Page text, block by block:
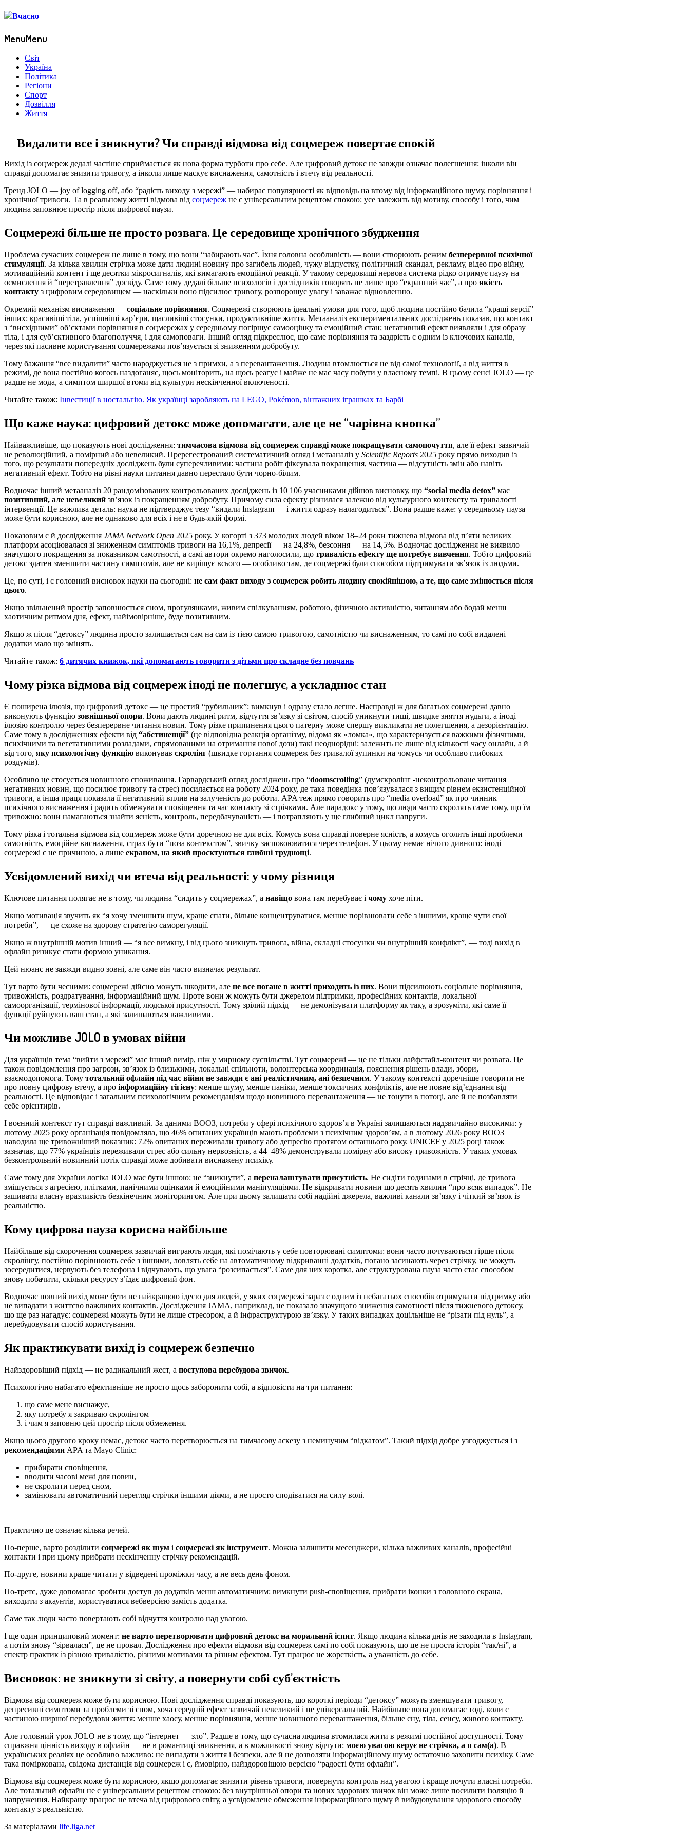
MenuMenu
Світ
Україна
Політика
Регіони
Спорт
Дозвілля
Життя
Видалити все і зникнути? Чи справді відмова від соцмереж повертає спокій
Вихід із соцмереж дедалі частіше сприймається як нова форма турботи про себе. Але цифровий детокс не завжди означає полегшення: інколи він
справді допомагає знизити тривогу, а інколи лише маскує виснаження, самотність і втечу від реальності.
Тренд JOLO — joy of logging off, або “радість виходу з мережі” — набирає популярності як відповідь на втому від інформаційного шуму, порівняння і
хронічної тривоги. Та в реальному житті відмова від соцмереж не є універсальним рецептом спокою: усе залежить від мотиву, способу і того, чим
людина заповнює простір після цифрової паузи.
Соцмережі більше не просто розвага. Це середовище хронічного збудження
Проблема сучасних соцмереж не лише в тому, що вони “забирають час”. Їхня головна особливість — вони створюють режим безперервної психічної
стимуляції. За кілька хвилин стрічка може дати людині новину про загибель людей, чужу відпустку, політичний скандал, рекламу, відео про війну,
мотиваційний контент і ще десятки мікросигналів, які вимагають емоційної реакції. У такому середовищі нервова система рідко отримує паузу на
осмислення й “перетравлення” досвіду. Саме тому дедалі більше психологів і дослідників говорять не лише про “екранний час”, а про якість
контакту з цифровим середовищем — наскільки воно підсилює тривогу, розпорошує увагу і заважає відновленню.
Окремий механізм виснаження — соціальне порівняння. Соцмережі створюють ідеальні умови для того, щоб людина постійно бачила “кращі версії”
інших: красивіші тіла, успішніші кар’єри, щасливіші стосунки, продуктивніше життя. Метааналіз експериментальних досліджень показав, що контакт
з “висхідними” об’єктами порівняння в соцмережах у середньому погіршує самооцінку та емоційний стан; негативний ефект виявляли і для образу
тіла, і для суб’єктивного благополуччя, і для самоповаги. Інший огляд підкреслює, що саме порівняння та заздрість є одним із ключових каналів,
через які пасивне користування соцмережами пов’язується зі зниженням добробуту.
Тому бажання “все видалити” часто народжується не з примхи, а з перевантаження. Людина втомлюється не від самої технології, а від життя в
режимі, де вона постійно когось наздоганяє, щось моніторить, на щось реагує і майже не має часу побути у власному темпі. В цьому сенсі JOLO — це
радше не мода, а симптом ширшої втоми від культури нескінченної включеності.
Читайте також: Інвестиції в ностальгію. Як українці заробляють на LEGO, Pokémon, вінтажних іграшках та Барбі
Що каже наука: цифровий детокс може допомагати, але це не “чарівна кнопка”
Найважливіше, що показують нові дослідження: тимчасова відмова від соцмереж справді може покращувати самопочуття, але її ефект зазвичай
не революційний, а помірний або невеликий. Пререгестрований систематичний огляд і метааналіз у Scientific Reports 2025 року прямо виходив із
того, що результати попередніх досліджень були суперечливими: частина робіт фіксувала покращення, частина — відсутність змін або навіть
негативний ефект. Тобто на рівні науки питання давно перестало бути чорно-білим.
Водночас інший метааналіз 20 рандомізованих контрольованих досліджень із 10 106 учасниками дійшов висновку, що “social media detox” має
позитивний, але невеликий зв’язок із покращенням добробуту. Причому сила ефекту різнилася залежно від культурного контексту та тривалості
інтервенції. Це важлива деталь: наука не підтверджує тезу “видали Instagram — і життя одразу налагодиться”. Вона радше каже: у середньому пауза
може бути корисною, але не однаково для всіх і не в будь-якій формі.
Показовим є й дослідження JAMA Network Open 2025 року. У когорті з 373 молодих людей віком 18–24 роки тижнева відмова від п’яти великих
платформ асоціювалася зі зниженням симптомів тривоги на 16,1%, депресії — на 24,8%, безсоння — на 14,5%. Водночас дослідження не виявило
значущого покращення за показником самотності, а самі автори окремо наголосили, що тривалість ефекту ще потребує вивчення. Тобто цифровий
детокс здатен зменшити частину симптомів, але не вирішує всього — особливо там, де соцмережі були способом підтримувати зв’язок із людьми.
Це, по суті, і є головний висновок науки на сьогодні: не сам факт виходу з соцмереж робить людину спокійнішою, а те, що саме змінюється після
цього.
Якщо звільнений простір заповнюється сном, прогулянками, живим спілкуванням, роботою, фізичною активністю, читанням або бодай менш
хаотичним ритмом дня, ефект, найімовірніше, буде позитивним.
Якщо ж після “детоксу” людина просто залишається сам на сам із тією самою тривогою, самотністю чи виснаженням, то самі по собі видалені
додатки мало що змінять.
Читайте також: 6 дитячих книжок, які допомагають говорити з дітьми про складне без повчань
Чому різка відмова від соцмереж іноді не полегшує, а ускладнює стан
Є поширена ілюзія, що цифровий детокс — це простий “рубильник”: вимкнув і одразу стало легше. Насправді ж для багатьох соцмережі давно
виконують функцію зовнішньої опори. Вони дають людині ритм, відчуття зв’язку зі світом, спосіб уникнути тиші, швидке зняття нудьги, а іноді —
ілюзію контролю через безперервне читання новин. Тому різке припинення цього патерну може спершу викликати не полегшення, а дезорієнтацію.
Саме тому в дослідженнях ефекти від “абстиненції” (це відповідна реакція організму, відома як «ломка», що характеризується важкими фізичними,
психічними та вегетативними розладами, спрямованими на отримання нової дози) такі неоднорідні: залежить не лише від кількості часу онлайн, а й
від того, яку психологічну функцію виконував скролінг (швидке гортання соцмереж без тривалої зупинки на чомусь чи особливо глибоких
роздумів).
Особливо це стосується новинного споживання. Гарвардський огляд досліджень про “doomscrolling” (думскролінг -неконтрольоване читання
негативних новин, що посилює тривогу та стрес) посилається на роботу 2024 року, де така поведінка пов’язувалася з вищим рівнем екзистенційної
тривоги, а інша праця показала її негативний вплив на залученість до роботи. APA теж прямо говорить про “media overload” як про чинник
психічного виснаження і радить обмежувати сповіщення та час контакту зі стрічками. Але парадокс у тому, що люди часто скролять саме тому, що їм
тривожно: вони намагаються знайти ясність, контроль, передбачуваність — і потрапляють у ще глибший цикл напруги.
Тому різка і тотальна відмова від соцмереж може бути доречною не для всіх. Комусь вона справді поверне ясність, а комусь оголить інші проблеми —
самотність, емоційне виснаження, страх бути “поза контекстом”, звичку заспокоюватися через телефон. У цьому немає нічого дивного: іноді
соцмережі є не причиною, а лише екраном, на який проєктуються глибші труднощі.
Усвідомлений вихід чи втеча від реальності: у чому різниця
Ключове питання полягає не в тому, чи людина “сидить у соцмережах”, а навіщо вона там перебуває і чому хоче піти.
Якщо мотивація звучить як “я хочу зменшити шум, краще спати, більше концентруватися, менше порівнювати себе з іншими, краще чути свої
потреби”, — це схоже на здорову стратегію саморегуляції.
Якщо ж внутрішній мотив інший — “я все вимкну, і від цього зникнуть тривога, війна, складні стосунки чи внутрішній конфлікт”, — тоді вихід в
офлайн ризикує стати формою уникання.
Цей нюанс не завжди видно зовні, але саме він часто визначає результат.
Тут варто бути чесними: соцмережі дійсно можуть шкодити, але не все погане в житті приходить із них. Вони підсилюють соціальне порівняння,
тривожність, роздратування, інформаційний шум. Проте вони ж можуть бути джерелом підтримки, професійних контактів, локальної
самоорганізації, термінової інформації, людської присутності. Тому зрілий підхід — не демонізувати платформу як таку, а зрозуміти, які саме її
функції руйнують ваш стан, а які залишаються важливими.
Чи можливе JOLO в умовах війни
Для українців тема “вийти з мережі” має інший вимір, ніж у мирному суспільстві. Тут соцмережі — це не тільки лайфстайл-контент чи розвага. Це
також повідомлення про загрози, зв’язок із близькими, локальні спільноти, волонтерська координація, пояснення рішень влади, збори,
взаємодопомога. Тому тотальний офлайн під час війни не завжди є ані реалістичним, ані безпечним. У такому контексті доречніше говорити не
про повну цифрову втечу, а про інформаційну гігієну: менше шуму, менше паніки, менше токсичних конфліктів, але не повне від’єднання від
реальності. Це відповідає і загальним психологічним рекомендаціям щодо новинного перевантаження — не тонути в потоці, але й не позбавляти
себе орієнтирів.
І воєнний контекст тут справді важливий. За даними ВООЗ, потреби у сфері психічного здоров’я в Україні залишаються надзвичайно високими: у
лютому 2025 року організація повідомляла, що 46% опитаних українців мають проблеми з психічним здоров’ям, а в лютому 2026 року ВООЗ
наводила ще тривожніший показник: 72% опитаних переживали тривогу або депресію протягом останнього року. UNICEF у 2025 році також
зазначав, що 77% українців переживали стрес або сильну нервозність, а 44–48% демонстрували помірну або високу тривожність. У таких умовах
безконтрольний новинний потік справді може добивати виснажену психіку.
Саме тому для України логіка JOLO має бути іншою: не “зникнути”, а переналаштувати присутність. Не сидіти годинами в стрічці, де тривога
змішується з агресією, плітками, панічними оцінками й емоційними маніпуляціями. Не відкривати новини що десять хвилин “про всяк випадок”. Не
зашивати власну вразливість безкінечним моніторингом. Але при цьому залишати собі надійні джерела, важливі канали зв’язку і чіткий зв’язок із
реальністю.
Кому цифрова пауза корисна найбільше
Найбільше від скорочення соцмереж зазвичай виграють люди, які помічають у себе повторювані симптоми: вони часто почуваються гірше після
скролінгу, постійно порівнюють себе з іншими, ловлять себе на автоматичному відкриванні додатків, погано засинають через стрічку, не можуть
зосередитися, нервують без телефона і відчувають, що увага “розсипається”. Саме для них коротка, але структурована пауза часто стає способом
знову побачити, скільки ресурсу з’їдає цифровий фон.
Водночас повний вихід може бути не найкращою ідеєю для людей, у яких соцмережі зараз є одним із небагатьох способів отримувати підтримку або
не випадати з життєво важливих контактів. Дослідження JAMA, наприклад, не показало значущого зниження самотності після тижневого детоксу,
що ще раз нагадує: соцмережі можуть бути не лише стресором, а й інфраструктурою зв’язку. У таких випадках доцільніше не “різати під нуль”, а
перебудовувати спосіб користування.
Як практикувати вихід із соцмереж безпечно
Найздоровіший підхід — не радикальний жест, а поступова перебудова звичок.
Психологічно набагато ефективніше не просто щось заборонити собі, а відповісти на три питання:
що саме мене виснажує,
яку потребу я закриваю скролінгом
і чим я заповню цей простір після обмеження.
Якщо цього другого кроку немає, детокс часто перетворюється на тимчасову аскезу з неминучим “відкатом”. Такий підхід добре узгоджується і з
рекомендаціями APA та Mayo Clinic:
прибирати сповіщення,
вводити часові межі для новин,
не скролити перед сном,
замінювати автоматичний перегляд стрічки іншими діями, а не просто сподіватися на силу волі.
Практично це означає кілька речей.
По-перше, варто розділити соцмережі як шум і соцмережі як інструмент. Можна залишити месенджери, кілька важливих каналів, професійні
контакти і при цьому прибрати нескінченну стрічку рекомендацій.
По-друге, новини краще читати у відведені проміжки часу, а не весь день фоном.
По-третє, дуже допомагає зробити доступ до додатків менш автоматичним: вимкнути push-сповіщення, прибрати іконки з головного екрана,
виходити з акаунтів, користуватися вебверсією замість додатка.
Саме так люди часто повертають собі відчуття контролю над увагою.
І ще один принциповий момент: не варто перетворювати цифровий детокс на моральний іспит. Якщо людина кілька днів не заходила в Instagram,
а потім знову “зірвалася”, це не провал. Дослідження про ефекти відмови від соцмереж самі по собі показують, що це не проста історія “так/ні”, а
спектр практик із різною тривалістю, різними мотивами та різним ефектом. Тут працює не жорсткість, а уважність до себе.
Висновок: не зникнути зі світу, а повернути собі суб’єктність
Відмова від соцмереж може бути корисною. Нові дослідження справді показують, що короткі періоди “детоксу” можуть зменшувати тривогу,
депресивні симптоми та проблеми зі сном, хоча середній ефект зазвичай невеликий і не універсальний. Найбільше вона допомагає тоді, коли є
частиною ширшої перебудови життя: менше хаосу, менше порівняння, менше новинного перевантаження, більше сну, тіла, сенсу, живого контакту.
Але головний урок JOLO не в тому, що “інтернет — зло”. Радше в тому, що сучасна людина втомилася жити в режимі постійної доступності. Тому
справжня цінність виходу в офлайн — не в романтиці зникнення, а в можливості знову відчути: моєю увагою керує не стрічка, а я сам(а). В
українських реаліях це особливо важливо: не випадати з життя і безпеки, але й не дозволяти інформаційному шуму остаточно захопити психіку. Саме
така поміркована, свідома дистанція від соцмереж і є, ймовірно, найздоровішою версією “радості бути офлайн”.
Відмова від соцмереж може бути корисною, якщо допомагає знизити рівень тривоги, повернути контроль над увагою і краще почути власні потреби.
Але тотальний офлайн не є універсальним рецептом спокою: без внутрішньої опори та нових здорових звичок він може лише посилити ізоляцію й
напруження. Найкраще працює не втеча від цифрового світу, а усвідомлене обмеження інформаційного шуму й вибудовування здорового способу
контакту з реальністю.
За матеріалами life.liga.net